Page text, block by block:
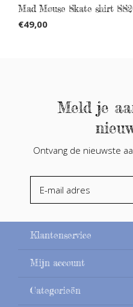
Mad Mouse Skate shirt
€49,00
Meld je
Ontvang de nieuwste
Klantenservice
Mijn account
Categorieën